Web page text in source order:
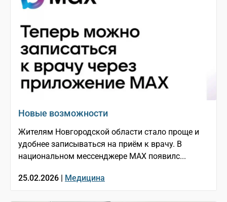
Новые возможности
Жителям Новгородской области стало проще и
удобнее записываться на приём к врачу. В
национальном мессенджере МАХ появилс...
25.02.2026 | Медицина